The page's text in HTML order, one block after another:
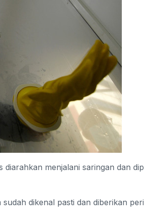
menjalani saringan dan
dikenal pasti dan diberikan